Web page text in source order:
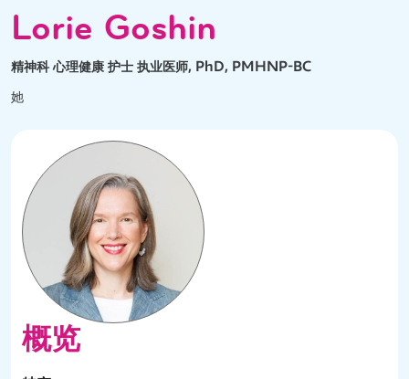
Lorie Goshin
精神科 心理健康 护士 执业医师, PhD, PMHNP-BC
她
概览